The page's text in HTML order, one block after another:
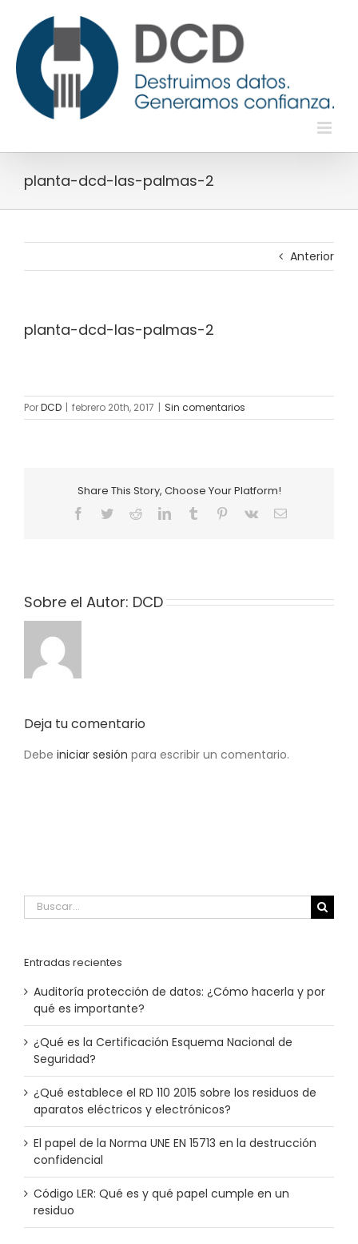
contenido
planta-dcd-las-palmas-2
Anterior
planta-dcd-las-palmas-2
PorDCD | febrero 20th, 2017 | Sin comentarios
Share This Story, Choose Your Platform!
Facebook
TwitterRedditLinkedInTumblr Pinterest
Vk
Correo
Sobre el Autor: DCD
Deja tu comentario
Debe iniciar sesión para escribir un comentario.
Buscar:
Entradas recientes
Auditoría protección de datos​: ¿Cómo hacerla y por
qué es importante?
¿Qué es la Certificación Esquema Nacional de
Seguridad?
¿Qué establece el RD 110 2015 sobre los residuos de
aparatos eléctricos y electrónicos?
El papel de la Norma UNE EN 15713​ en la destrucción
confidencial
Código LER: Qué es y qué papel cumple en un
residuo